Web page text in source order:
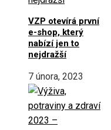
VZP otevírá první
e-shop, který
nabízí jen to
nejdražší
7 února, 2023